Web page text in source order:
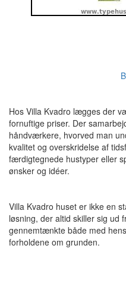
Hos Villa Kvadro lægges der
fornuftige priser. Der
håndværkere, hvorved man
kvalitet og overskridelse af
færdigtegnede hustyper eller
ønsker og idéer.
Villa Kvadro huset er ikke en
løsning, der altid skiller sig ud
gennemtænkte både med
forholdene om grunden.